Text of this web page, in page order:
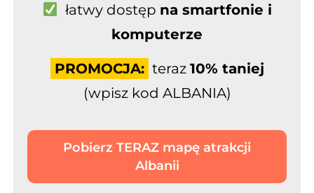
łatwy dostęp na smartfonie i
komputerze
PROMOCJA: teraz 10% taniej
(wpisz kod ALBANIA)
Pobierz TERAZ mapę atrakcji
Albanii